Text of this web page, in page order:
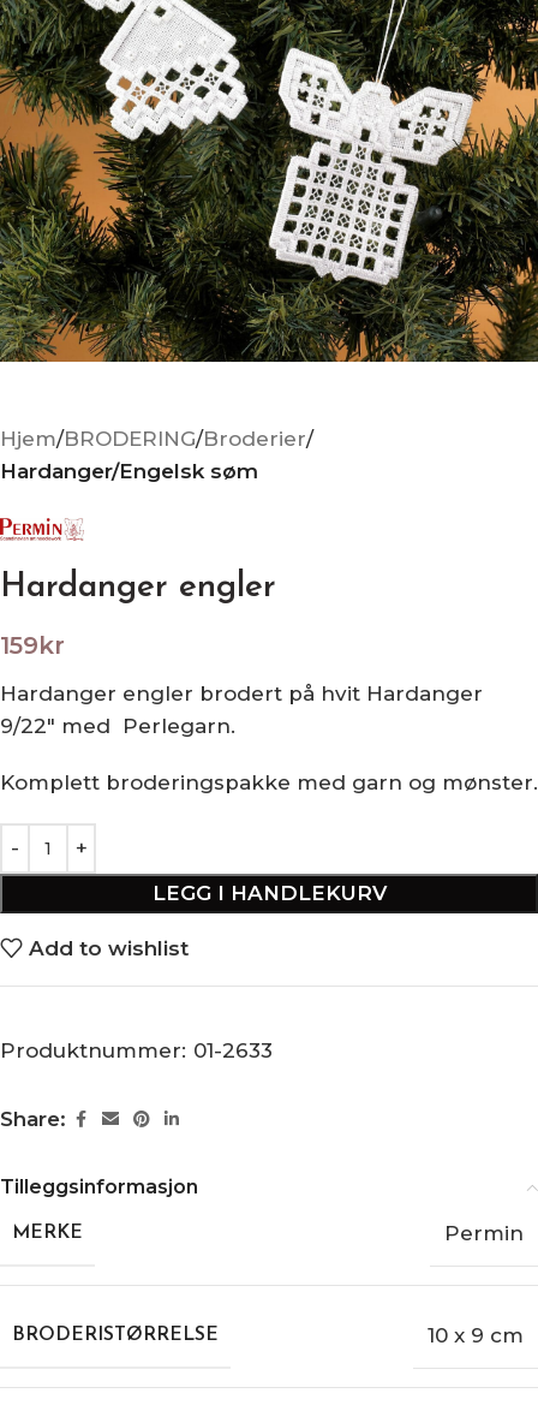
Hjem BRODERING Broderier
Hardanger/Engelsk søm
Hardanger engler
159kr
Hardanger engler brodert på hvit Hardanger
9/22″ med Perlegarn.
Komplett broderingspakke med garn og mønster.
LEGG I HANDLEKURV
Add to wishlist
Produktnummer: 01-2633
Share:
Tilleggsinformasjon
MERKE Permin
BRODERISTØRRELSE 10 x 9 cm